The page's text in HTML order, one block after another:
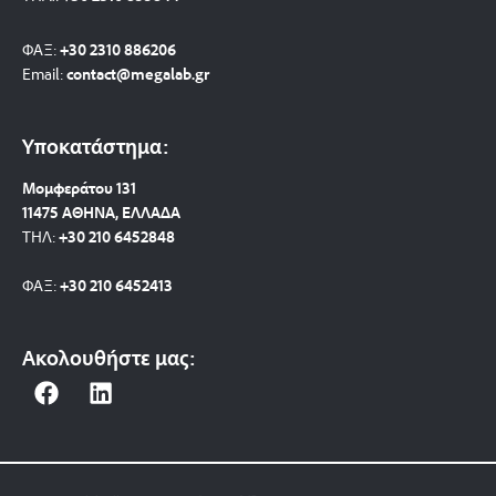
ΦΑΞ:+30 2310 886206
Email:contact@megalab.gr
Υποκατάστημα:
Μομφεράτου 131
11475 ΑΘΗΝΑ, ΕΛΛΑΔΑ
ΤΗΛ:+30 210 6452848
ΦΑΞ:+30 210 6452413
Ακολουθήστε μας:
F
e
L
k